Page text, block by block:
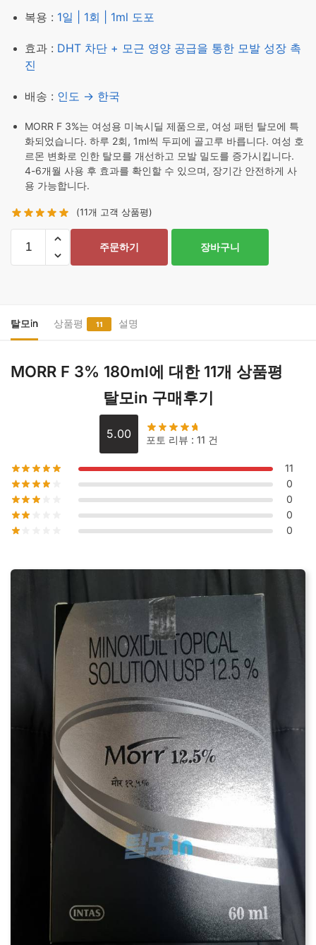
복용 : 1일 | 1회 | 1ml 도포
효과 : DHT 차단 + 모근 영양 공급을 통한 모발 성장 촉
진
배송 : 인도 → 한국
MORR F 3%는 여성용 미녹시딜 제품으로, 여성 패턴 탈모에 특
화되었습니다. 하루 2회, 1ml씩 두피에 골고루 바릅니다. 여성 호
르몬 변화로 인한 탈모를 개선하고 모발 밀도를 증가시킵니다.
4-6개월 사용 후 효과를 확인할 수 있으며, 장기간 안전하게 사
용 가능합니다.
(11개 고객 상품평)
량
주문하기 장바구니
탈모in 상품평 11 설명
MORR F 3% 180ml에 대한 11개 상품평
탈모in 구매후기
5.00 포토 리뷰 : 11 건
11
0
0
0
0